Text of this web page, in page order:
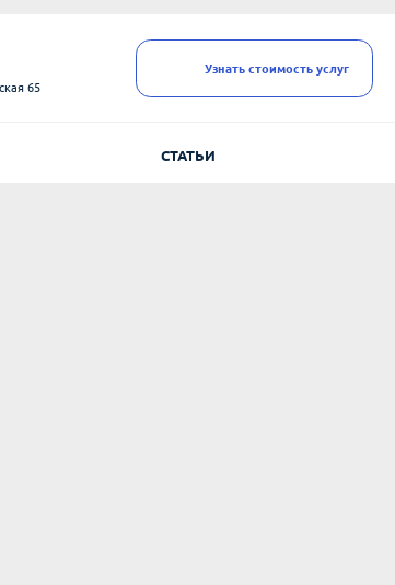
65
Узнать стоимость услуг
СТАТЬИ